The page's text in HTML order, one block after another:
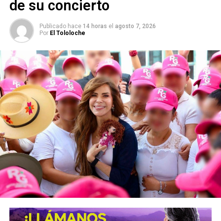
Detalló que lo que se pretende con la iniciativa,no es
eliminar el requerimiento de pago extrajudicial
, pues
la naturaleza del crédito es un acuerdo entre las partes,
uno para entregar una cantidad de dinero determinada y el
otro para realizar el pago del mismo, en los términos y
condiciones que así hayan convenido.
“Si bien es cierto ante la falta de pago del deudor se
pudiera embargar bienes de su propiedad que garanticen
el pago, también lo es quea través de procedimientos
judiciales debe ser oído y vencido en juicio para tal
efecto, por lo que se debe de esperar que exista un
mandamiento judicial o de autoridad competente para
de su concierto
Publicado hace 14 horas el agosto 7, 2026
Por El Tololoche